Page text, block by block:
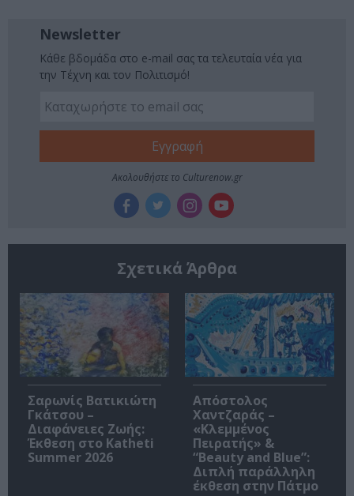
Newsletter
Κάθε βδομάδα στο e-mail σας τα τελευταία νέα για
την Τέχνη και τον Πολιτισμό!
Ακολουθήστε το Culturenow.gr
Σχετικά Άρθρα
Σαρωνίς Βατικιώτη
Γκάτσου –
Διαφάνειες Ζωής:
Έκθεση στο Katheti
Summer 2026
Απόστολος
Χαντζαράς –
«Κλεμμένος
Πειρατής» &
“Beauty and Blue”:
Διπλή παράλληλη
έκθεση στην Πάτμο